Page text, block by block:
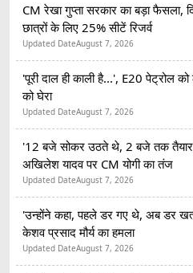
CM रेखा गुप्ता सरकार का बड़ा फैसला,
छात्रों के लिए 25% सीटें रिजर्व
Updated DateAugust 7, 2026
'पूरी दाल ही काली है...', E20 पेट्रोल
को घेरा
Updated DateAugust 7, 2026
'12 बजे सोकर उठते थे, 2 बजे तक
अखिलेश यादव पर CM योगी का तंज
Updated DateAugust 7, 2026
'उन्होंने कहा, पहले डर गए थे, अब डर
केशव प्रसाद मौर्य का हमला
Updated DateAugust 7, 2026